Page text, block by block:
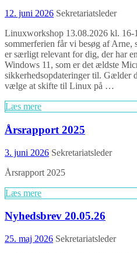
12. juni 2026 Sekretariatsleder
Linuxworkshop 13.08.2026 kl.
sommerferien får vi besøg af
er særligt relevant for dig, der har
Windows 11, som er det ældste
sikkerhedsopdateringer til. Gælder
vælge at skifte til Linux på …
Læs mere
Årsrapport 2025
3. juni 2026 Sekretariatsleder
Årsrapport 2025
Læs mere
Nyhedsbrev 20.05.26
25. maj 2026 Sekretariatsleder